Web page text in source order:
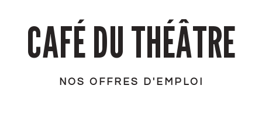
CAFÉ DU THÉÂTRE
NOS OFFRES D'EMPLOI